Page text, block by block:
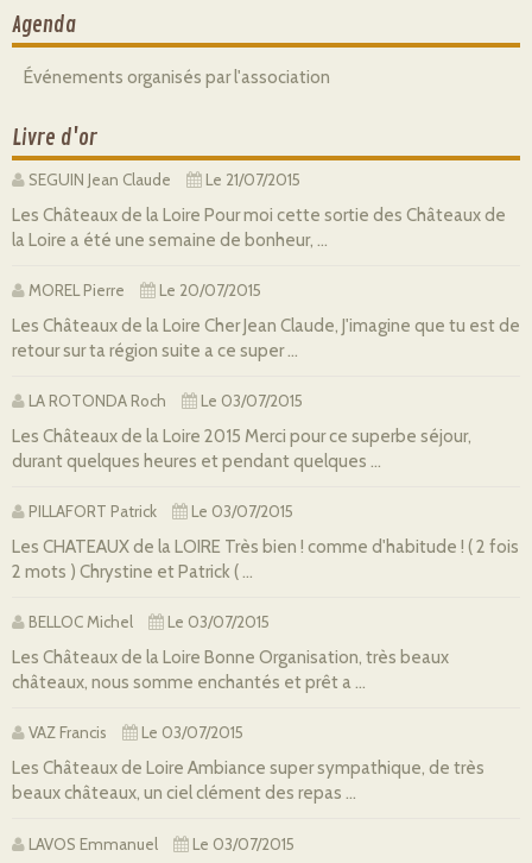
Agenda
Événements organisés par l'association
Livre d'or
SEGUIN Jean Claude Le 21/07/2015
Les Châteaux de la Loire Pour moi cette sortie des Châteaux de
la Loire a été une semaine de bonheur, ...
MOREL Pierre Le 20/07/2015
Les Châteaux de la Loire Cher Jean Claude, J'imagine que tu est de
retour sur ta région suite a ce super ...
LA ROTONDA Roch Le 03/07/2015
Les Châteaux de la Loire 2015 Merci pour ce superbe séjour,
durant quelques heures et pendant quelques ...
PILLAFORT Patrick Le 03/07/2015
Les CHATEAUX de la LOIRE Très bien ! comme d'habitude ! ( 2 fois
2 mots ) Chrystine et Patrick ( ...
BELLOC Michel Le 03/07/2015
Les Châteaux de la Loire Bonne Organisation, très beaux
châteaux, nous somme enchantés et prêt a ...
VAZ Francis Le 03/07/2015
Les Châteaux de Loire Ambiance super sympathique, de très
beaux châteaux, un ciel clément des repas ...
LAVOS Emmanuel Le 03/07/2015